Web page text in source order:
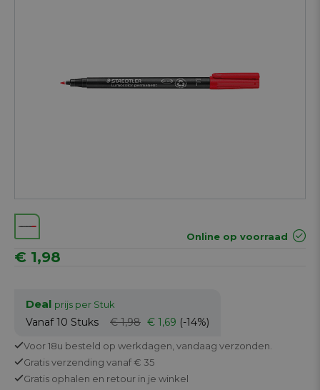
Online op voorraad
€ 1,98
Deal prijs per Stuk
Vanaf 10 Stuks € 1,98 € 1,69 (-14%)
Voor 18u besteld op werkdagen, vandaag verzonden.
Gratisverzending vanaf € 35
Gratis ophalen en retour in je winkel